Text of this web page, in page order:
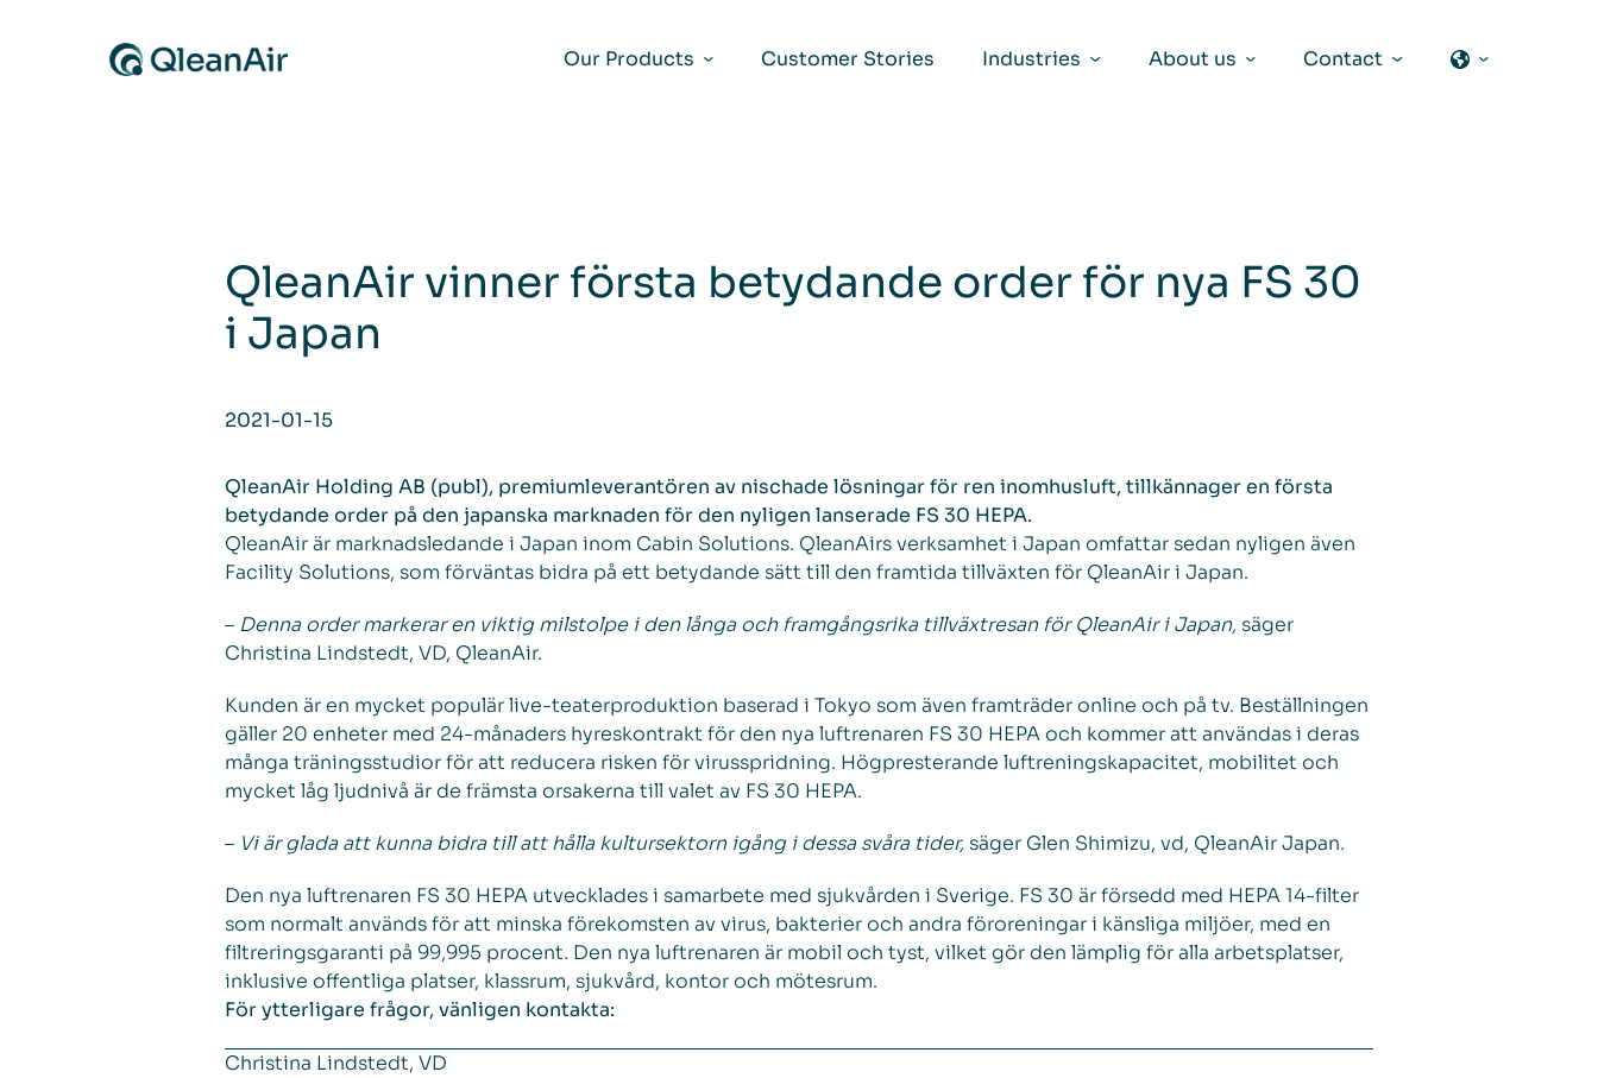
Our Products
Customer Stories Industries About us Contact
QleanAir vinner första betydande order för nya FS 30
i Japan
2021-01-15
QleanAir Holding AB (publ), premiumleverantören av nischade lösningar för ren inomhusluft, tillkännager en första
betydande order på den japanska marknaden för den nyligen lanserade FS 30 HEPA.
QleanAir är marknadsledande i Japan inom Cabin Solutions. QleanAirs verksamhet i Japan omfattar sedan nyligen även
Facility Solutions, som förväntas bidra på ett betydande sätt till den framtida tillväxten för QleanAir i Japan.
– Denna order markerar en viktig milstolpe i den långa och framgångsrika tillväxtresan för QleanAir i Japan, säger
Christina Lindstedt, VD, QleanAir.
Kunden är en mycket populär live-teaterproduktion baserad i Tokyo som även framträder online och på tv. Beställningen
gäller 20 enheter med 24-månaders hyreskontrakt för den nya luftrenaren FS 30 HEPA och kommer att användas i deras
många träningsstudior för att reducera risken för virusspridning. Högpresterande luftreningskapacitet, mobilitet och
mycket låg ljudnivå är de främsta orsakerna till valet av FS 30 HEPA.
– Vi är glada att kunna bidra till att hålla kultursektorn igång i dessa svåra tider, säger Glen Shimizu, vd, QleanAir Japan.
Den nya luftrenaren FS 30 HEPA utvecklades i samarbete med sjukvården i Sverige. FS 30 är försedd med HEPA 14-filter
som normalt används för att minska förekomsten av virus, bakterier och andra föroreningar i känsliga miljöer, med en
filtreringsgaranti på 99,995 procent. Den nya luftrenaren är mobil och tyst, vilket gör den lämplig för alla arbetsplatser,
inklusive offentliga platser, klassrum, sjukvård, kontor och mötesrum.
För ytterligare frågor, vänligen kontakta:
Christina Lindstedt, VD